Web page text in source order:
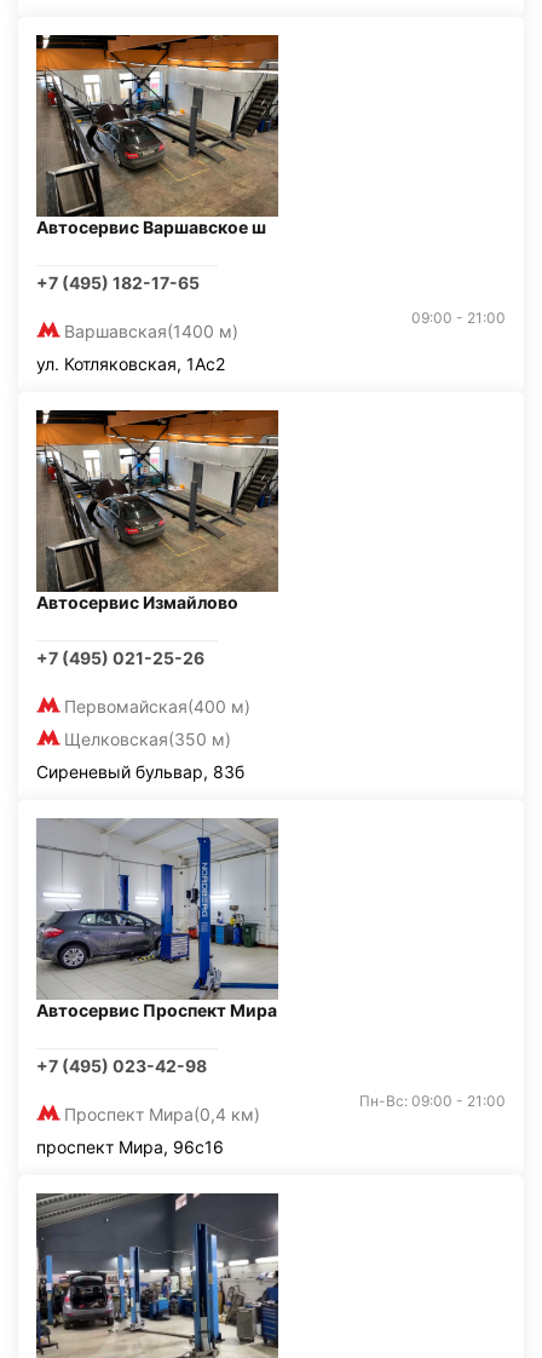
Автосервис Варшавское ш
+7 (495) 182-17-65
Варшавская(1400 м)
09:00 - 21:00
ул. Котляковская, 1Ас2
Автосервис Измайлово
+7 (495) 021-25-26
Первомайская(400 м)
Щелковская(350 м)
Сиреневый бульвар, 83б
Автосервис Проспект Мира
+7 (495) 023-42-98
Проспект Мира(0,4 км)
Пн-Вс: 09:00 - 21:00
проспект Мира, 96с16